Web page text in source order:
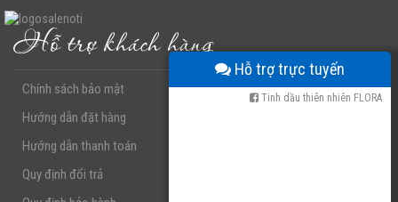
Hỗ trợ khách hàng
Chính sách bảo mật
Hướng dẫn đặt hàng
Hướng dẫn thanh toán
Quy định đổi trả
Hỗ trợ trực tuyến
Tinh dầu thiên nhiên FLORA